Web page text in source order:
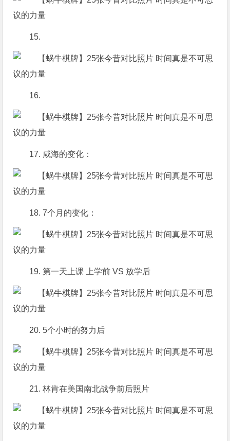
15.
16.
17. 咸海的变化：
18. 7个月的变化：
19. 第一天上课 上学前 VS 放学后
20. 5个小时的努力后
21. 林肯在美国南北战争前后照片